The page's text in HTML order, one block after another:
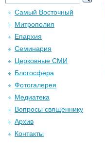
Самый Восточный
Митрополия
Епархия
Семинария
Церковные СМИ
Блогосфера
Фотогалерея
Медиатека
Вопросы священнику
Архив
Контакты